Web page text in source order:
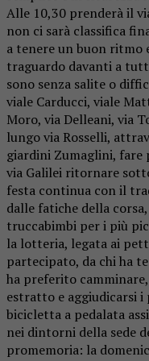
Alle 10,30 prenderà il
non ci sarà classifica
a tenere un buon ritmo
traguardo davanti a
sono senza salite o
viale Carducci, viale
Moro, via Delleani, via
lungo via Rosselli,
giardini Zumaglini, fare
via Galilei ritornare
festa continua con il
dalle fatiche della
truccabimbi per i più
la lotteria, legata ai
partecipato, da chi ha
ha preferito
estratto e aggiudicarsi
bicicletta a pedalata
nei dintorni della sede
promemoria: la